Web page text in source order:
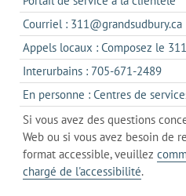
Courriel : 311@grandsudbury.ca
Appels locaux : Composez le 311
Interurbains : 705-671-2489
dans
un
de
votre
En personne : Centres de
Si vous avez des questions
Web ou si vous avez besoin de
format accessible, veuillez
chargé de l'accessibilité.